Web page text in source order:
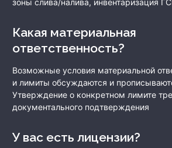
Какая материальная
ответственность?
Возможные условия материальной
и лимиты обсуждаются и
Утверждение о конкретном лимите
документального подтверждения
У вас есть лицензии?